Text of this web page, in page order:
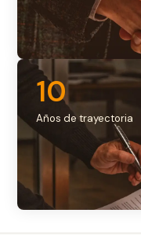
Años de trayectoria
10